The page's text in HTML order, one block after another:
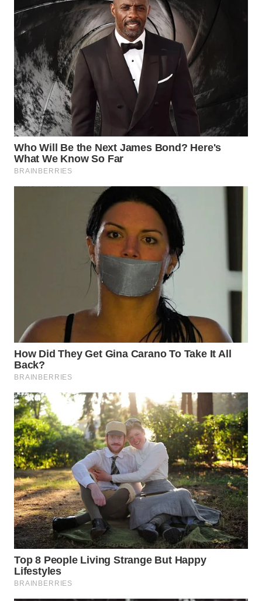
WN
DANAU
TOBA
WN
NIAS
WN
LANGKAT
WN
TAPANULI
SIMALUNGUN
WN
WN
TAPANULI
TENGAH
WN DELI
SERDANG
WN
TEBING
TINGGI
WN
PAKPAK